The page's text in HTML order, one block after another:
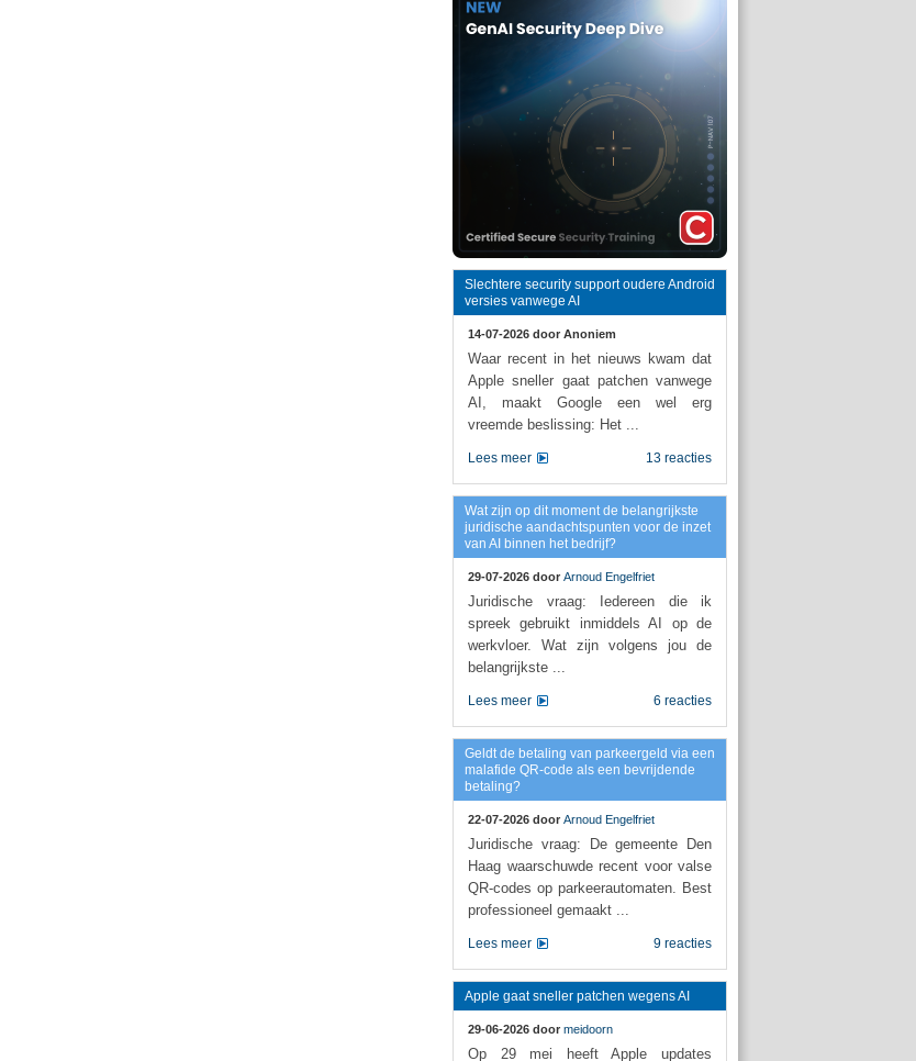
Slechtere security support oudere Android
versies vanwege AI
14-07-2026 door Anoniem
Waar recent in het nieuws kwam dat
Apple sneller gaat patchen vanwege
AI, maakt Google een wel erg
vreemde beslissing: Het ...
13 reacties
Lees meer
Wat zijn op dit moment de belangrijkste
juridische aandachtspunten voor de inzet
van AI binnen het bedrijf?
29-07-2026 door Arnoud Engelfriet
Juridische vraag: Iedereen die ik
spreek gebruikt inmiddels AI op de
werkvloer. Wat zijn volgens jou de
belangrijkste ...
6 reacties
Lees meer
Geldt de betaling van parkeergeld via een
malafide QR-code als een bevrijdende
betaling?
22-07-2026 door Arnoud Engelfriet
Juridische vraag: De gemeente Den
Haag waarschuwde recent voor valse
QR-codes op parkeerautomaten. Best
professioneel gemaakt ...
9 reacties
Lees meer
Apple gaat sneller patchen wegens AI
29-06-2026 door meidoorn
Op 29 mei heeft Apple updates